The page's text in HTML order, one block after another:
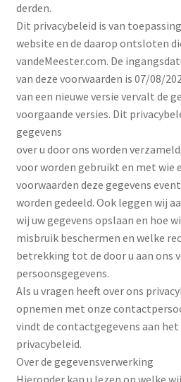
derden.
Dit privacybeleid is van
website en de daarop ontsloten
vandeMeester.com. De
van deze voorwaarden is 07/08/
van een nieuwe versie vervalt de
voorgaande versies. Dit
gegevens
over u door ons worden
voor worden gebruikt en met wie
voorwaarden deze gegevens
worden gedeeld. Ook leggen wij
wij uw gegevens opslaan en hoe
misbruik beschermen en welke
betrekking tot de door u aan ons
persoonsgegevens.
Als u vragen heeft over ons
opnemen met onze
vindt de contactgegevens aan het
privacybeleid.
Over de gegevensverwerking